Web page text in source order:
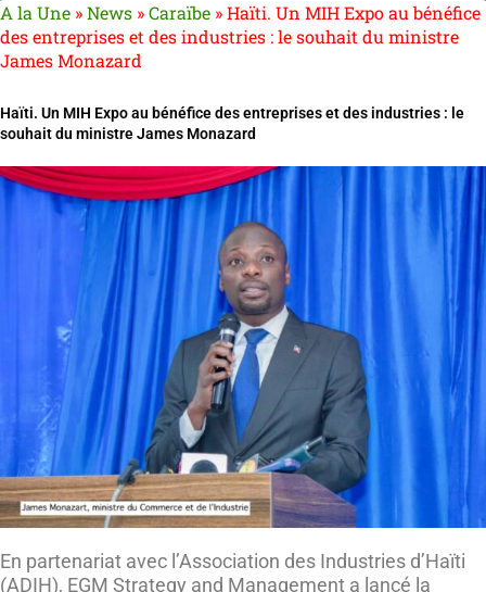
A la Une »News »Caraïbe »Haïti. Un MIH Expo au bénéfice
des entreprises et des industries : le souhait du ministre
James Monazard
Haïti. Un MIH Expo au bénéfice des entreprises et des industries : le
souhait du ministre James Monazard
En partenariat avec l’Association des Industries d’Haïti
(ADIH), EGM Strategy and Management a lancé la